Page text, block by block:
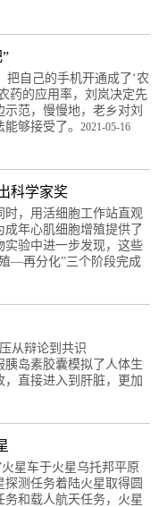
把自己的手机开通成了‘农
药的应用率，刘岚决定先
范，慢慢地，老乡对刘
够接受了。 2021-05-16
科学家奖
时，用活细胞工作站直观
年心肌细胞增殖提供了
实验中进一步发现，这些
—再分化”三个阶段完成
从辩论到共识
胰岛素胶囊模拟了人体生
直接进入到肝脏，更加
火星车于火星乌托邦平原
测任务着陆火星取得圆
和载人航天任务，火星